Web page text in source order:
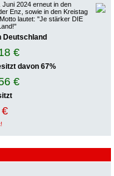
2024 erneut in den
Enz, sowie in den Kreistag
lautet: "Je stärker DIE
Deutschland
€
davon 67%
€